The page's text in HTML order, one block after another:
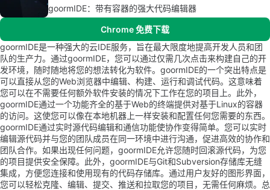
goormIDE：带有容器的强大代码编辑器
Chrome 免费下载
goormIDE是一种强大的云IDE服务，旨在最大限度地提高开发人员和团
队的生产力。通过goormIDE，您可以通过仅需几次点击来构建自己的开
发环境，随时随地将您的想法转化为软件。goormIDE的一个突出特点是
可以直接从您的Web浏览器中编辑、构建、运行和调试代码。这意味着
您可以在不需要任何额外软件安装的情况下工作在您的项目上。此外，
goormIDE通过一个功能齐全的基于Web的终端提供对基于Linux的容器
的访问。这使您可以像在本地机器上一样安装和配置任何您需要的东西。
goormIDE通过实时源代码编辑和通信功能使协作变得简单。您可以实时
编辑源代码并与您的团队成员在同一环境中进行沟通，促进高效的协作和
团队合作。如果出现任何问题，goormIDE允许您随时回滚源代码，为您
的项目提供安全保障。此外，goormIDE与Git和Subversion存储库无缝
集成，方便您连接和使用现有的代码存储库。通过用户友好的图形界面，
您可以轻松克隆、编辑、提交、推送和拉取您的项目，无需任何麻烦。总